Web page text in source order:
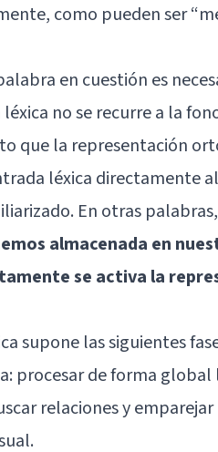
como pueden ser
en cuestión es
no se recurre a la
que la representación
léxica directamente
En otras palabras,
almacenada en
se activa la
supone las siguientes
procesar de forma
relaciones y